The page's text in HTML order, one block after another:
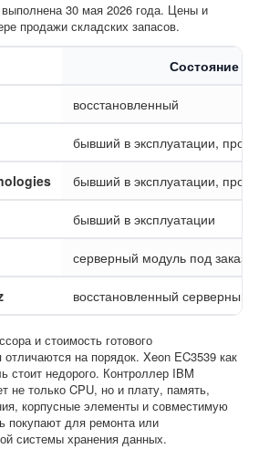
30 мая 2026 года. Цены и
продажи складских запасов.
Состояние
восстановленный
бывший в эксплуатации,
бывший в эксплуатации,
бывший в эксплуатации
серверный модуль под заказ
восстановленный серверный
и стоимость готового
на порядок. Xeon EC3539 как
стоит недорого. Контроллер IBM
не только CPU, но и плату, память,
корпусные элементы и совместимую
покупают для ремонта или
системы хранения данных.